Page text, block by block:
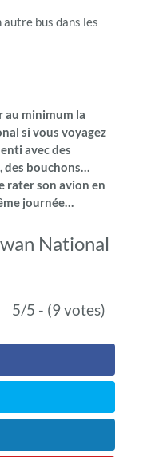
bus dans les
au minimum la
si vous voyagez
avec des
des bouchons…
rater son avion en
journée…
National
5/5 - (9 votes)